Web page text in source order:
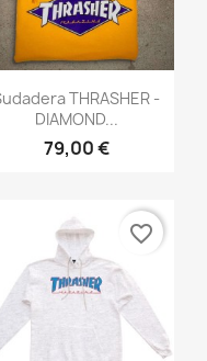
Vista rápida
THRASHER -
DIAMOND...
79,00 €
favorite_border×